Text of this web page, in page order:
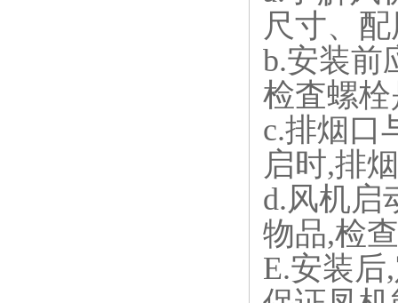
尺寸、
b.安装前
检査螺
c.排烟口
启时,排
d.风机启
物品,检
E.安装